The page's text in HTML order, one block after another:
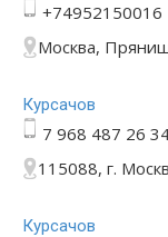
+74952150016
Москва,
Курсачов
7 968 487 26
115088, г.
Курсачов